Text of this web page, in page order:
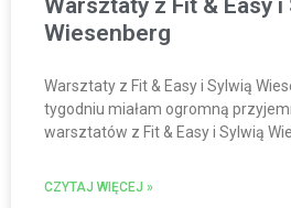
Warsztaty z Fit & Easy i
Wiesenberg
Warsztaty z Fit & Easy i Sylwią
tygodniu miałam ogromną
warsztatów z Fit & Easy i Sylwią
CZYTAJ WIĘCEJ »